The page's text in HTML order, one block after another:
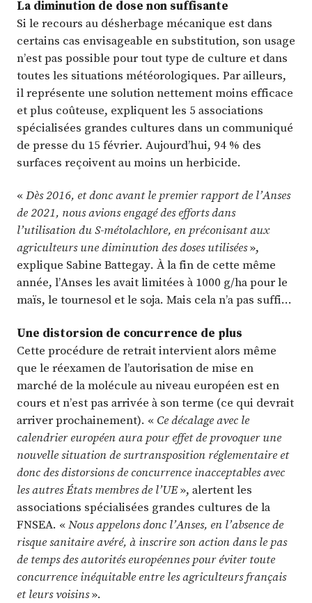
La diminution de dose non suffisante
Si le recours au désherbage mécanique est dans
certains cas envisageable en substitution, son usage
n’est pas possible pour tout type de culture et dans
toutes les situations météorologiques. Par ailleurs,
il représente une solution nettement moins efficace
et plus coûteuse, expliquent les 5 associations
spécialisées grandes cultures dans un communiqué
de presse du 15 février. Aujourd’hui, 94 % des
surfaces reçoivent au moins un herbicide.
«Dès 2016, et donc avant le premier rapport de l’Anses
de 2021, nous avions engagé des efforts dans
l’utilisation du S-métolachlore, en préconisant aux
agriculteurs une diminution des doses utilisées»,
explique Sabine Battegay. À la fin de cette même
année, l’Anses les avait limitées à 1000 g/ha pour le
maïs, le tournesol et le soja. Mais cela n’a pas suffi…
Une distorsion de concurrence de plus
Cette procédure de retrait intervient alors même
que le réexamen de l’autorisation de mise en
marché de la molécule au niveau européen est en
cours et n’est pas arrivée à son terme (ce qui devrait
arriver prochainement). « Ce décalage avec le
calendrier européen aura pour effet de provoquer une
nouvelle situation de surtransposition réglementaire et
donc des distorsions de concurrence inacceptables avec
les autres États membres de l’UE», alertent les
associations spécialisées grandes cultures de la
FNSEA. «Nous appelons donc l’Anses, en l’absence de
risque sanitaire avéré, à inscrire son action dans le pas
de temps des autorités européennes pour éviter toute
concurrence inéquitable entre les agriculteurs français
et leurs voisins».